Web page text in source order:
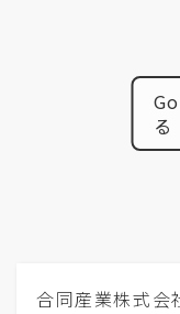
合同産業株式会
る